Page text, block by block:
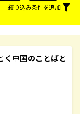
絞り込み条件を追加
く中国のことばと